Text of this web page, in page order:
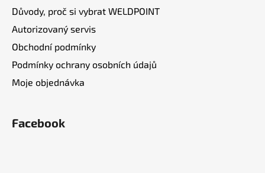
Důvody, proč si vybrat WELDPOINT
Autorizovaný servis
Obchodní podmínky
Podmínky ochrany osobních údajů
Moje objednávka
Facebook